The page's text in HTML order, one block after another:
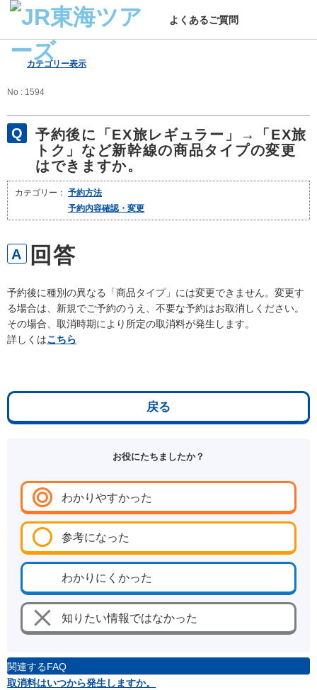
よくあるご質問
カテゴリー表示
No : 1594
予約後に「EX旅レギュラー」→「EX旅
トク」など新幹線の商品タイプの変更
はできますか。
カテゴリー： 予約方法
予約内容確認・変更
予約後に種別の異なる「商品タイプ」には変更できません。変更す
る場合は、新規でご予約のうえ、不要な予約はお取消しください。
その場合、取消時期により所定の取消料が発生します。
詳しくはこちら
戻る
お役にたちましたか？
わかりやすかった
参考になった
わかりにくかった
知りたい情報ではなかった
関連するFAQ
取消料はいつから発生しますか。